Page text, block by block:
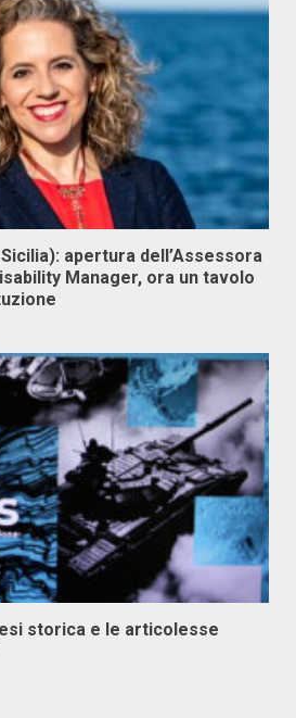
apertura dell’Assessora
Manager, ora un tavolo
storica e le articolesse